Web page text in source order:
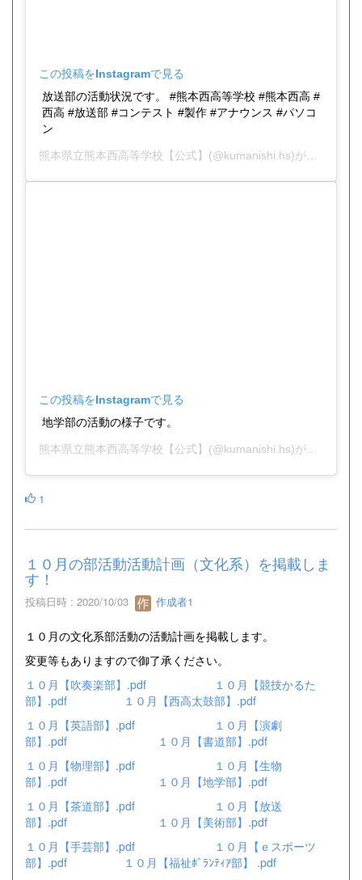
この投稿をInstagramで見る
放送部の活動状況です。 #熊本西高等学校 #熊本西高 #
西高 #放送部 #コンテスト #製作 #アナウンス #パソコ
ン
熊本県立熊本西高等学校【公式】 (@kumanishi.hs)がシェアした投稿 -
この投稿をInstagramで見る
地学部の活動の様子です。
熊本県立熊本西高等学校【公式】 (@kumanishi.hs)がシェアした投稿 -
1
１０月の部活動活動計画（文化系）を掲載しま
す！
投稿日時 : 2020/10/03 作成者1
１０月の文化系部活動の活動計画を掲載します。
変更等もありますので御了承ください。
１０月【吹奏楽部】.pdf
１０月【競技かるた
部】.pdf
１０月【西高太鼓部】.pdf
１０月【英語部】.pdf
１０月【演劇
部】.pdf
１０月【書道部】.pdf
１０月【物理部】.pdf
１０月【生物
部】.pdf
１０月【地学部】.pdf
１０月【茶道部】.pdf
１０月【放送
部】.pdf
１０月【美術部】.pdf
１０月【手芸部】.pdf
１０月【ｅスポーツ
部】.pdf
１０月【福祉ﾎﾞﾗﾝﾃｨｱ部】 .pdf